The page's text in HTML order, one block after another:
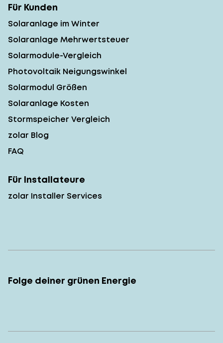
Für Kunden
Solaranlage im Winter
Solaranlage Mehrwertsteuer
Solarmodule-Vergleich
Photovoltaik Neigungswinkel
Solarmodul Größen
Solaranlage Kosten
Stormspeicher Vergleich
zolar Blog
FAQ
Für Installateure
zolar Installer Services
Folge deiner grünen Energie